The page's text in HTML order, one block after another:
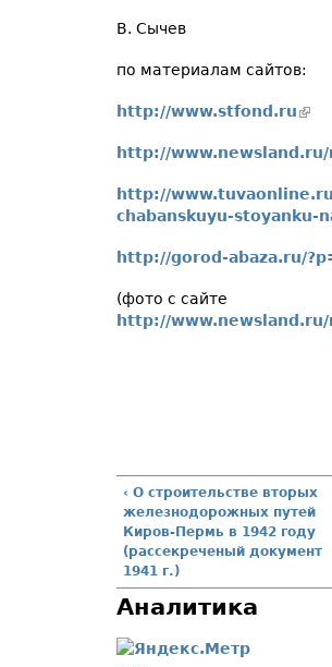
В. Сычев
по материалам сайтов:
http://www.stfond.ru
http://
http://
chabanskuyu-stoyanku-
http://gorod-abaza.ru/
(фото с сайте
http://
‹ О строительстве вторых
железнодорожных путей
Киров-Пермь в 1942 году
(рассекреченый документ
1941 г.)
Аналитика